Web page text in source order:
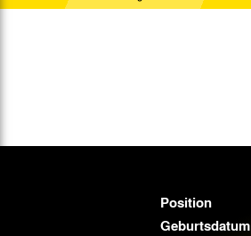
Position
Geburtsdatum